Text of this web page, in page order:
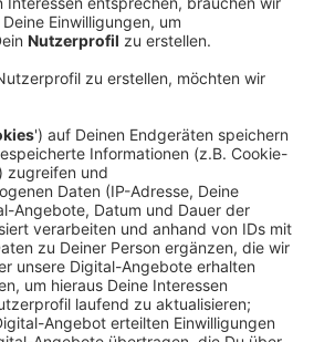
Titel: "Number 1!" Was es damit
deutsche Popstar unserem
im Gespräch erzählt. Die
über das Thema Künstliche
intensiv wie über viele andere
Nico Santos, der gerade
überstanden hat, stand
Hier könnt ihr euch das